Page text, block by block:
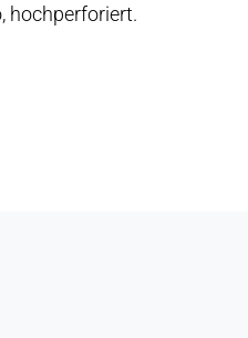
hochperforiert.